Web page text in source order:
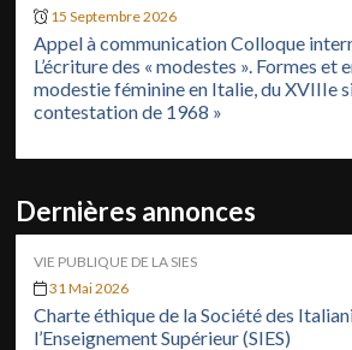
15 Septembre 2026
Appel à communication Colloque
L’écriture des « modestes ». Formes et
modestie féminine en Italie, du XVIIIe
contestation de 1968 »
Dernières annonces
VIE PUBLIQUE DE LA SIES
31 Mai 2026
Charte éthique de la Société des
l’Enseignement Supérieur (SIES)